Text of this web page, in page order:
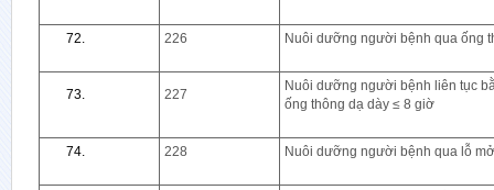
226 Nuôi dưỡng người bệnh qua ống
227
Nuôi dưỡng người bệnh liên tục
ống thông dạ dày ≤ 8 giờ
228 Nuôi dưỡng người bệnh qua lỗ